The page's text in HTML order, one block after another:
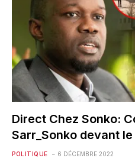
Direct Chez Sonko:
Sarr_Sonko devant
POLITIQUE 6 DÉCEMBRE 2022